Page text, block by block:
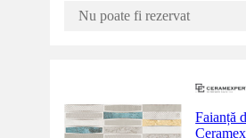
Nu poate fi rezervat
Faianță